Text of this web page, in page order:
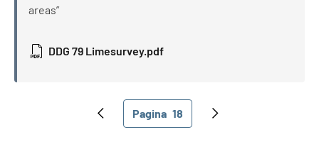
areas”
DDG 79 Limesurvey.pdf
Paginazione
Pagina precedentePagina attuale
Pagina 18
Pagina successiva